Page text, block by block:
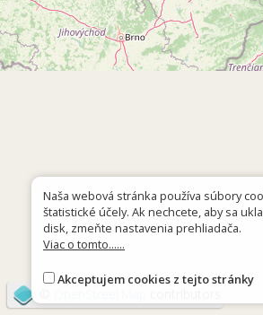
Naša webová stránka používa súbory
štatistické účely. Ak nechcete, aby sa
disk, zmeňte nastavenia prehliadača.
Viac o tomto......
Akceptujem cookies z tejto stránky